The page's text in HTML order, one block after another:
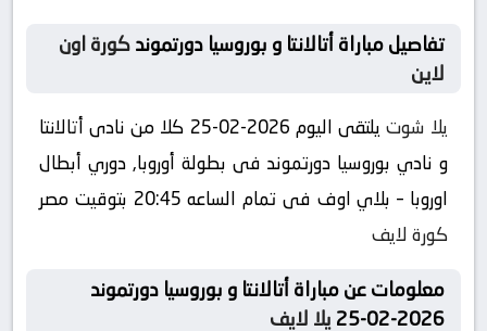
تفاصيل مباراة أتالانتا و بوروسيا دورتموندكورة اون
لاين
يلا شوت
يلتقى اليوم 2026-02-25 كلا من نادى أتالانتا
و نادي بوروسيا دورتموند فى بطولة أوروبا, دوري أبطال
اوروبا – بلاي اوف فى تمام الساعه 20:45 بتوقيت مصر
كورة لايف
معلومات عن مباراة أتالانتا و بوروسيا دورتموند
2026-02-25
يلا لايف